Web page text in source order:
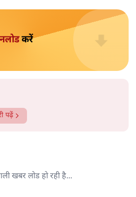
रिफिल अब 14.2 किलोग्राम के
सकता है। पेट्रोलियम मंत्रालय के
को 'अत्यधिक अनुमानित' (highly
खारिज कर दिया है, लेकिन तेल
करें